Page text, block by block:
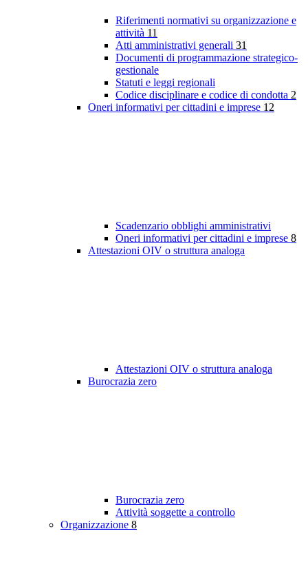
Riferimenti normativi su organizzazione e
attività 11
Atti amministrativi generali 31
Documenti di programmazione strategico-
gestionale
Statuti e leggi regionali
Codice disciplinare e codice di condotta 2
Oneri informativi per cittadini e imprese 12
Scadenzario obblighi amministrativi
Oneri informativi per cittadini e imprese 8
Attestazioni OIV o struttura analoga
Attestazioni OIV o struttura analoga
Burocrazia zero
Burocrazia zero
Attività soggette a controllo
Organizzazione 8